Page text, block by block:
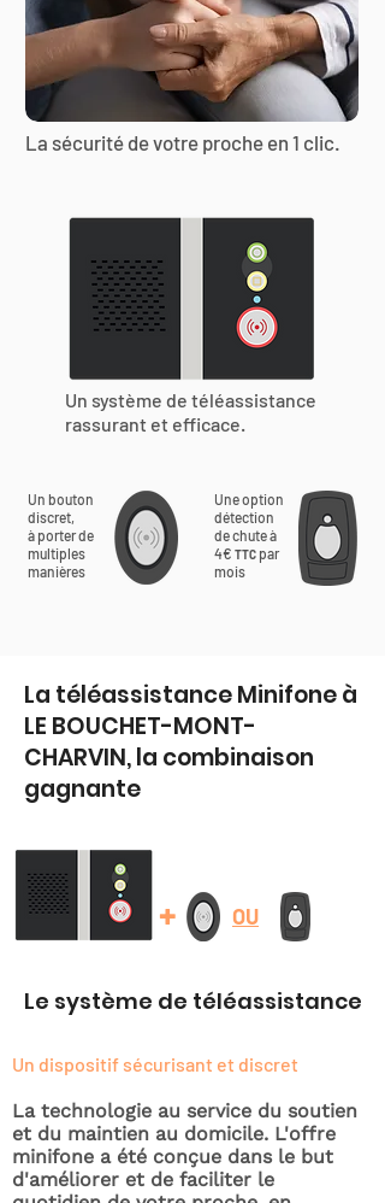
La sécurité de votre proche en 1 clic.
Un système de téléassistance
rassurant et efficace.
Un bouton
discret,
à porter de
multiples
manières
Une option
détection
de chute à
4€ TTC par
mois
La téléassistance Minifone à
LE BOUCHET-MONT-
CHARVIN, la combinaison
gagnante
+ OU
Le système de téléassistance
Un dispositif sécurisant et discret
La technologie au service du soutien
et du maintien au domicile. L'offre
minifone a été conçue dans le but
d'améliorer et de faciliter le